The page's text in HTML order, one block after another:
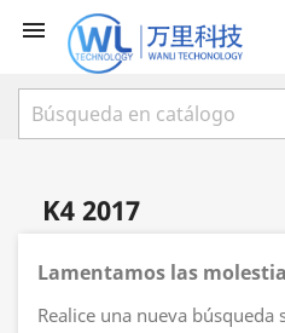

K4 2017
Lamentamos las
Realice una nueva búsqueda